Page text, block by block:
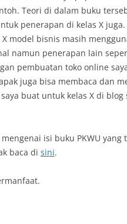
Teori di dalam buku
penerapan di kelas X
X model bisnis masih
namun penerapan lain
pembuatan toko online
juga bisa membaca dan
buat untuk kelas X di blog
isi buku PKWU yang
baca di sini.